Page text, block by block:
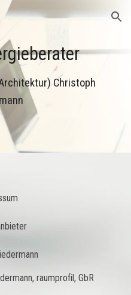
Skip to navigation
Christoph
raumprofil, GbR